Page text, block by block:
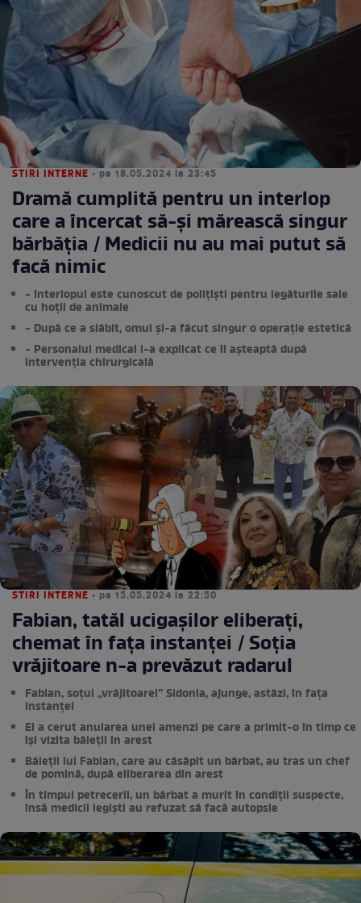
STIRI INTERNE • pe 18.05.2024 la 23:45
Dramă cumplită pentru un interlop
care a încercat să-și mărească singur
bărbăția / Medicii nu au mai putut să
facă nimic
- Interlopul este cunoscut de polițiști pentru legăturile sale
cu hoții de animale
- După ce a slăbit, omul și-a făcut singur o operație estetică
- Personalul medical i-a explicat ce îl așteaptă după
intervenția chirurgicală
STIRI INTERNE • pe 15.05.2024 la 22:50
Fabian, tatăl ucigașilor eliberați,
chemat în fața instanței / Soția
vrăjitoare n-a prevăzut radarul
Fabian, soțul „vrăjitoarei” Sidonia, ajunge, astăzi, în fața
instanței
El a cerut anularea unei amenzi pe care a primit-o în timp ce
își vizita băieții în arest
Băieții lui Fabian, care au căsăpit un bărbat, au tras un chef
de pomină, după eliberarea din arest
În timpul petrecerii, un bărbat a murit în condiții suspecte,
însă medicii legiști au refuzat să facă autopsie